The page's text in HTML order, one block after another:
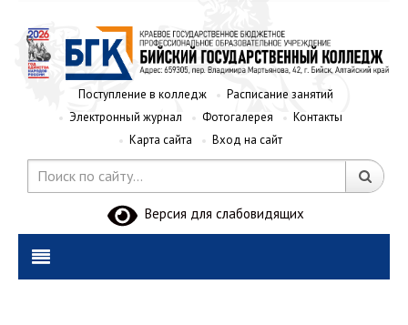
Поступление в колледж
Расписание занятий
Электронный журнал
Фотогалерея
Контакты
Карта сайта
Вход на сайт
Версия для слабовидящих